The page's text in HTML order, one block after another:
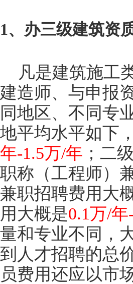
1、办三级建筑资
凡是建筑施工
建造师、与申报
同地区、不同专
地平均水平如下
年-1.5万/年 ；二
职称（工程师）
兼职招聘费用大
用大概是0.1万/
量和专业不同，
到人才招聘的总
员费用还应以市